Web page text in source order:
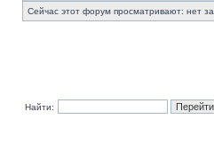
Сейчас этот форум просматривают: нет
Найти: